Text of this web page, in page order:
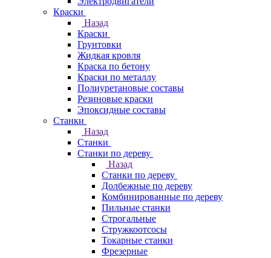
Краски
Назад
Краски
Грунтовки
Жидкая кровля
Краска по бетону
Краски по металлу
Полиуретановые составы
Резиновые краски
Эпоксидные составы
Станки
Назад
Станки
Станки по дереву
Назад
Станки по дереву
Долбежные по дереву
Комбинированные по дереву
Пильные станки
Строгальные
Стружкоотсосы
Токарные станки
Фрезерные